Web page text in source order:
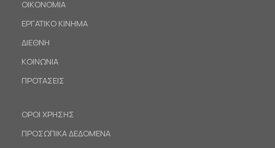
ΟΙΚΟΝΟΜΙΑ
ΕΡΓΑΤΙΚΟ ΚΙΝΗΜΑ
ΔΙΕΘΝΗ
ΚΟΙΝΩΝΙΑ
ΠΡΟΤΑΣΕΙΣ
ΟΡΟΙ ΧΡΗΣΗΣ
ΠΡΟΣΩΠΙΚΑ ΔΕΔΟΜΕΝΑ